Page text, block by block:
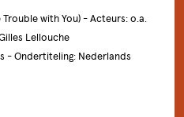
with You) - Acteurs: o.a.
Lellouche
- Ondertiteling: Nederlands